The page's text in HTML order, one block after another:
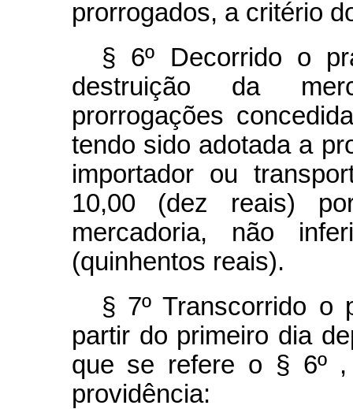
prorrogados, a critério
§ 6º Decorrido o
destruição da
prorrogações
tendo sido adotada a
importador ou
10,00 (dez reais)
mercadoria, não
(quinhentos reais).
§ 7º Transcorrido o
partir do primeiro dia
que se refere o § 6º
providência: